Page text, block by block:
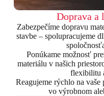
Doprava a
Zabezpečíme dopravu
stavbe – spolupracujeme
Ponúkame možnosť
materiálu v našich
flexibilitu
Reagujeme rýchlo na
vo výrobnom